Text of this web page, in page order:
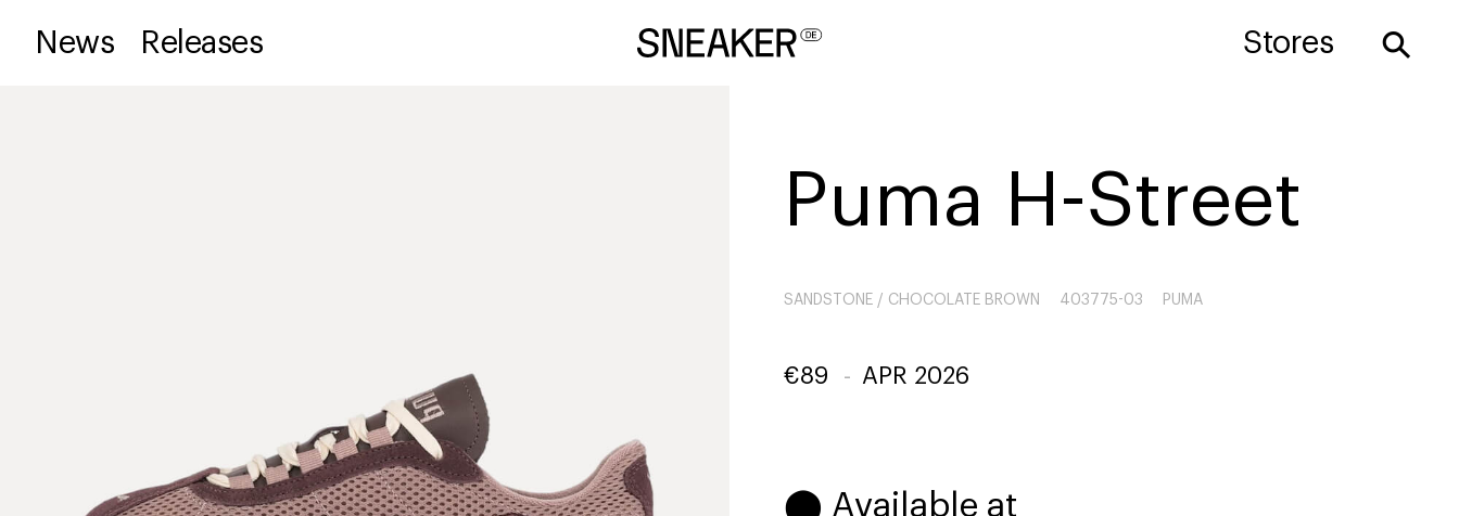
News Releases Stores ⚲
Puma H-Street
SANDSTONE / CHOCOLATE BROWN 403775-03 PUMA
€89 - APR 2026
⬤ Available at